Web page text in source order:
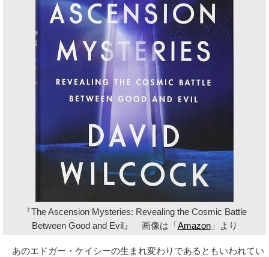
『The Ascension Mysteries: Revealing the Cosmic Battle
Between Good and Evil』 画像は「Amazon」より
あのエドガー・ケイシーの生まれ変わりであるともいわれてい